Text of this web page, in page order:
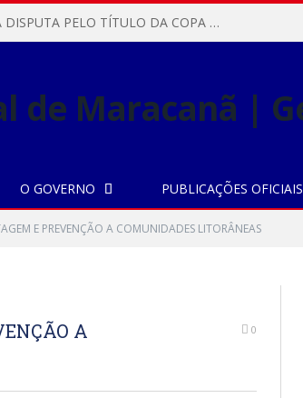
MARACANÃ SAI NA FRENTE NA DISPUTA PELO TÍTULO DA COPA PARÁ SUB-17!
O GOVERNO PUBLICAÇÕES OFICIAIS
E PREVENÇÃO A COMUNIDADES LITORÂNEAS
A
0